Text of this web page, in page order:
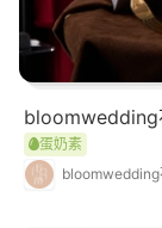
bloomwedding
蛋奶素
bloomwedding